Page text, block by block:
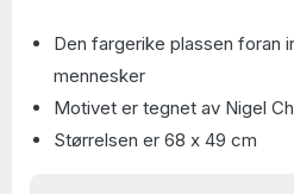
Den fargerike plassen foran
mennesker
Motivet er tegnet av Nigel
Størrelsen er 68 x 49 cm